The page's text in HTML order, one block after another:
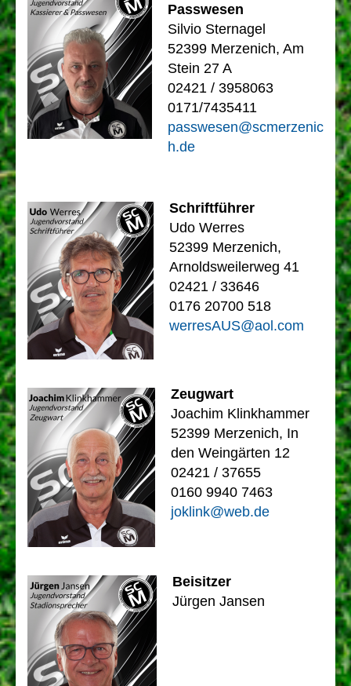
Passwesen
Silvio Sternagel
52399 Merzenich, Am
Stein 27 A
02421 / 3958063
0171/7435411
passwesen@scmerzenic
h.de
Schriftführer
Udo Werres
52399 Merzenich,
Arnoldsweilerweg 41
02421 / 33646
0176 20700 518
werresAUS@aol.com
Zeugwart
Joachim Klinkhammer
52399 Merzenich, In
den Weingärten 12
02421 / 37655
0160 9940 7463
joklink@web.de
Beisitzer
Jürgen Jansen